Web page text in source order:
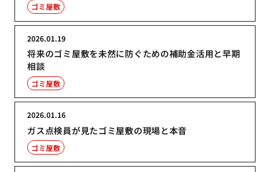
ゴミ屋敷
将来のゴミ屋敷を未然に防ぐための補助金活用と早期
相談
2026.01.19
ゴミ屋敷
ガス点検員が見たゴミ屋敷の現場と本音
2026.01.16
ゴミ屋敷